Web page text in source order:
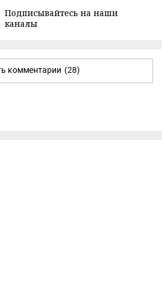
Подписывайтесь на наши
каналы
комментарии (28)